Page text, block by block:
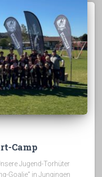
Camp
Jugend-Torhüter
Goalie” in Jungingen